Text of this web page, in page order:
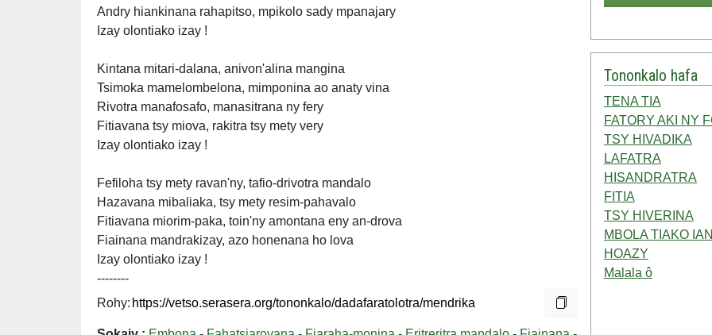
Andry hiankinana rahapitso, mpikolo sady mpanajary
Izay olontiako izay !
Kintana mitari-dalana, anivon'alina mangina
Tsimoka mamelombelona, mimponina ao anaty vina
Rivotra manafosafo, manasitrana ny fery
Fitiavana tsy miova, rakitra tsy mety very
Izay olontiako izay !
Fefiloha tsy mety ravan'ny, tafio-drivotra mandalo
Hazavana mibaliaka, tsy mety resim-pahavalo
Fitiavana miorim-paka, toin'ny amontana eny an-drova
Fiainana mandrakizay, azo honenana ho lova
Izay olontiako izay !
--------
Rohy:
Tononkalo hafa
TENA TIA
FATORY AKI NY
TSY HIVADIKA
LAFATRA
HISANDRATRA
FITIA
TSY HIVERINA
MBOLA TIAKO
HOAZY
Malala ô